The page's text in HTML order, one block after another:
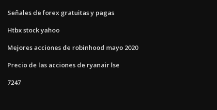
Señales de forex gratuitas y pagas
Htbx stock yahoo
Mejores acciones de robinhood mayo 2020
Precio de las acciones de ryanair lse
7247